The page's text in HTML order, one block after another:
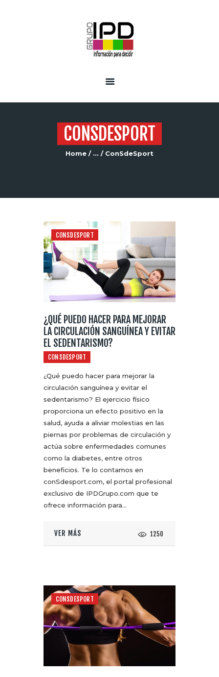
CONSDESPORT
Home ... ConSdeSport
CONSDESPORT
¿QUÉ PUEDO HACER PARA MEJORAR
LA CIRCULACIÓN SANGUÍNEA Y EVITAR
EL SEDENTARISMO?
CONSDESPORT
¿Qué puedo hacer para mejorar la
circulación sanguínea y evitar el
sedentarismo? El ejercicio físico
proporciona un efecto positivo en la
salud, ayuda a aliviar molestias en las
piernas por problemas de circulación y
actúa sobre enfermedades comunes
como la diabetes, entre otros
beneficios. Te lo contamos en
conSdesport.com, el portal profesional
exclusivo de IPDGrupo.com que te
ofrece información para…
VER MÁS 1250
CONSDESPORT